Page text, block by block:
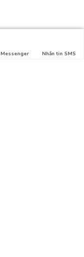
Messenger Nhắn tin SMS